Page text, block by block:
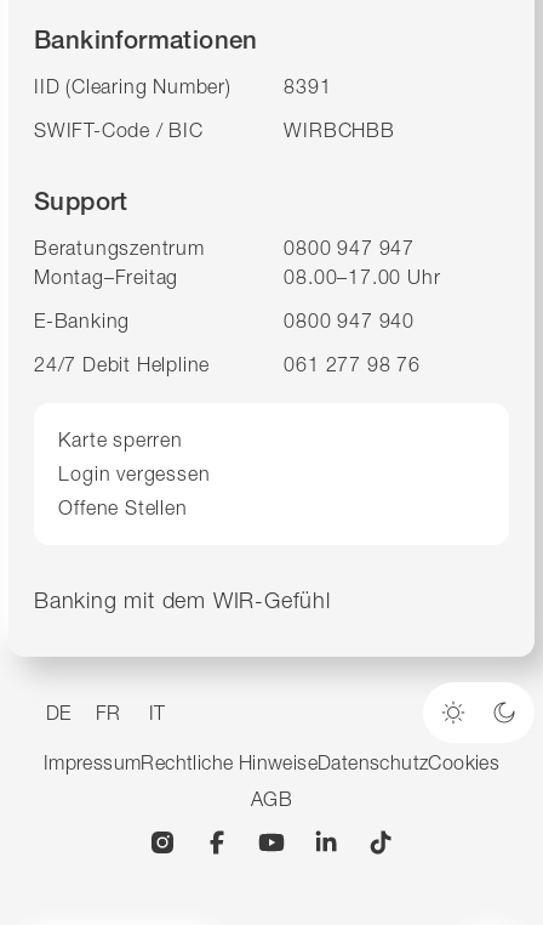
Bankinformationen
IID (Clearing Number)
8391
SWIFT-Code / BIC
WIRBCHBB
Support
Beratungszentrum
0800 947 947
Montag–Freitag
08.00–17.00 Uhr
E-Banking
0800 947 940
24/7 Debit Helpline
061 277 98 76
Karte sperren
Login vergessen
Offene Stellen
Banking mit dem WIR-Gefühl
DE FR IT
Heller
ImpressumRechtliche HinweiseDatenschutzCookies
AGB
InstagramFacebookYouTubeLinkedin